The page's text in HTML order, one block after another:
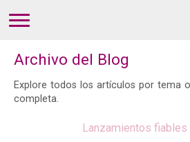
Archivo del Blog
Explore todos los artículos por tema o desplácese por la lista
completa.
Lanzamientos